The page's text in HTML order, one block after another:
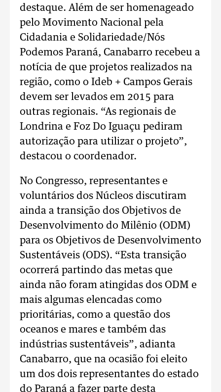
destaque. Além de ser homenageado
pelo Movimento Nacional pela
Cidadania e Solidariedade/Nós
Podemos Paraná, Canabarro recebeu a
notícia de que projetos realizados na
região, como o Ideb + Campos Gerais
devem ser levados em 2015 para
outras regionais. “As regionais de
Londrina e Foz Do Iguaçu pediram
autorização para utilizar o projeto”,
destacou o coordenador.
No Congresso, representantes e
voluntários dos Núcleos discutiram
ainda a transição dos Objetivos de
Desenvolvimento do Milênio (ODM)
para os Objetivos de Desenvolvimento
Sustentáveis (ODS). “Esta transição
ocorrerá partindo das metas que
ainda não foram atingidas dos ODM e
mais algumas elencadas como
prioritárias, como a questão dos
oceanos e mares e também das
indústrias sustentáveis”, adianta
Canabarro, que na ocasião foi eleito
um dos dois representantes do estado
do Paraná a fazer parte desta